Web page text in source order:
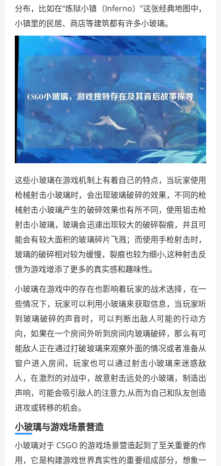
分布，比如在“炼狱小镇（Inferno）”这张经典地图中，
小镇里的民居、商店等建筑都有许多小玻璃。
这些小玻璃在游戏机制上有着自己的特点，当玩家使用
枪械射击小玻璃时，会出现玻璃破碎的效果，不同的枪
械射击小玻璃产生的破碎效果也有所不同，使用狙击枪
射击小玻璃，玻璃会迅速出现较大的破碎裂痕，并且可
能会有较大面积的玻璃碎片飞溅；而使用手枪射击时，
玻璃的破碎相对较为缓慢，裂痕也较为细小,这种射击反
馈为游戏增添了更多的真实感和趣味性。
小玻璃在游戏中的存在也影响着玩家的战术选择，在一
些情况下，玩家可以利用小玻璃来获取信息，当玩家听
到玻璃破碎的声音时，可以判断出敌人可能的行动方
向，如果在一个房间外听到房间内玻璃破碎，那么有可
能敌人正在通过打破玻璃来观察外面的情况或者准备从
窗户进入房间，玩家也可以通过射击小玻璃来迷惑敌
人，在激烈的对战中，故意射击远处的小玻璃，制造出
声响，可能会吸引敌人的注意力,从而为自己和队友创造
进攻或转移的机会。
小玻璃与游戏场景营造
小玻璃对于 CSGO 的游戏场景营造起到了至关重要的作
用，它是构建游戏世界真实性的重要组成部分，想象一